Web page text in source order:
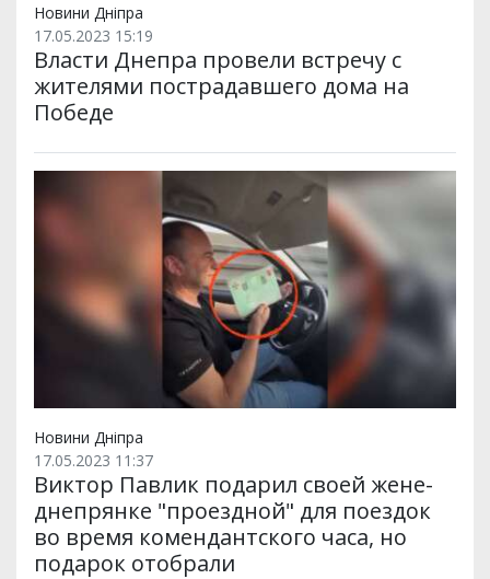
Новини Дніпра
17.05.2023 15:19
Власти Днепра провели встречу с
жителями пострадавшего дома на
Победе
Новини Дніпра
17.05.2023 11:37
Виктор Павлик подарил своей жене-
днепрянке "проездной" для поездок
во время комендантского часа, но
подарок отобрали